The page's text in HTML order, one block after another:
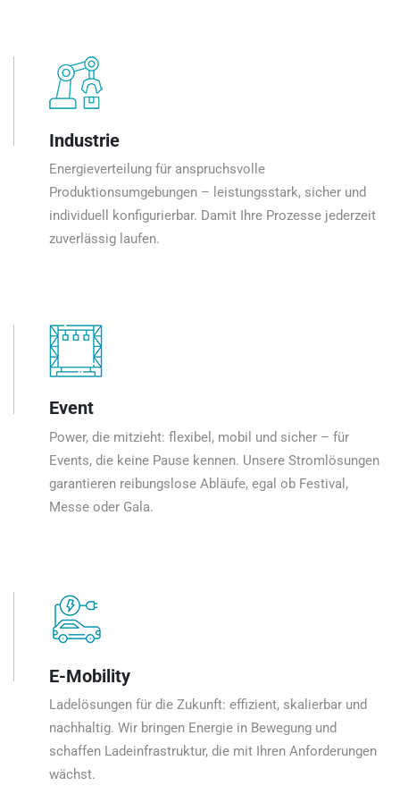
Industrie
Energieverteilung für anspruchsvolle
Produktionsumgebungen – leistungsstark, sicher und
individuell konfigurierbar. Damit Ihre Prozesse jederzeit
zuverlässig laufen.
Event
Power, die mitzieht: flexibel, mobil und sicher – für
Events, die keine Pause kennen. Unsere Stromlösungen
garantieren reibungslose Abläufe, egal ob Festival,
Messe oder Gala.
E-Mobility
Ladelösungen für die Zukunft: effizient, skalierbar und
nachhaltig. Wir bringen Energie in Bewegung und
schaffen Ladeinfrastruktur, die mit Ihren Anforderungen
wächst.